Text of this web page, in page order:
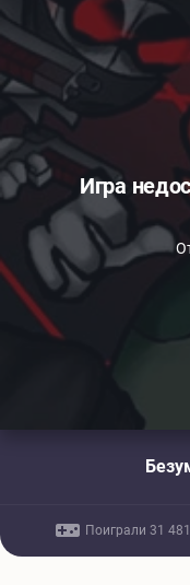
Игра
Поиграли 31 481